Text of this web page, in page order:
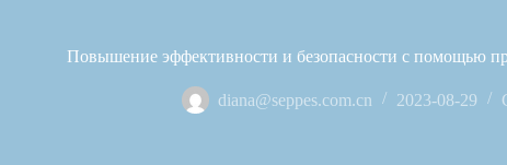
Повышение эффективности и безопасности с помощью
diana@seppes.com.cn 2023-08-29